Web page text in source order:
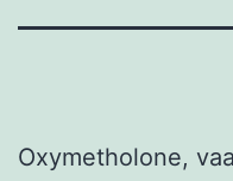
Oxymetholone,